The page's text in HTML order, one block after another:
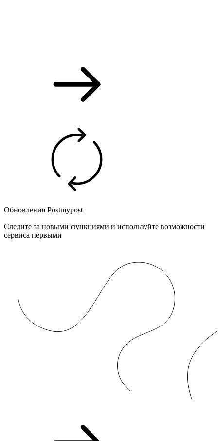
Обновления Postmypost
Следите за новыми функциями и используйте возможности
сервиса первыми